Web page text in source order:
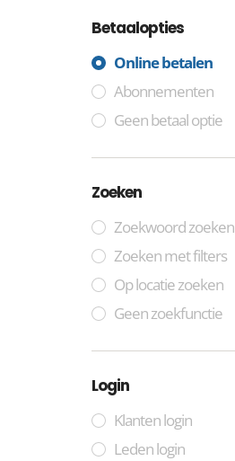
Betaalopties
Online betalen
Abonnementen
Geen betaal optie
Zoeken
Zoekwoord zoeken
Zoeken met filters
Op locatie zoeken
Geen zoekfunctie
Login
Klanten login
Leden login